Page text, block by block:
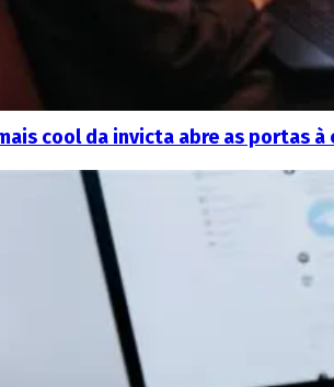
cool da invicta abre as portas